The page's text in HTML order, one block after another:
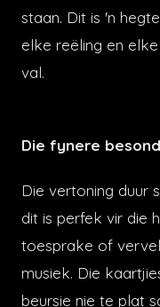
staan. Dit is 'n
elke reëling en
val.
Die fynere
Die vertoning duur
dit is perfek vir die
toesprake of
musiek. Die
beursie nie te plat